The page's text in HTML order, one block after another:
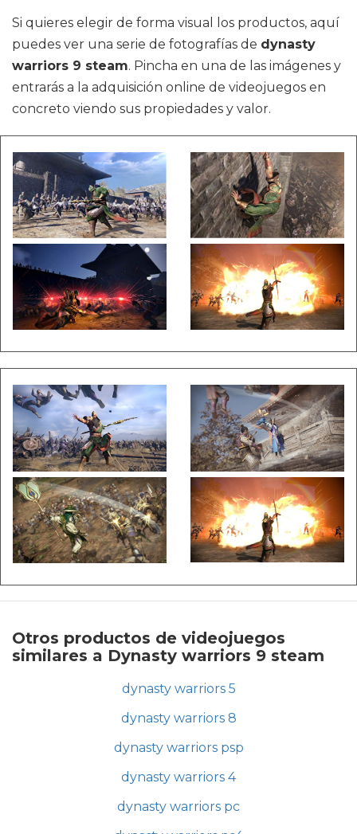
Si quieres elegir de forma visual los productos, aquí
puedes ver una serie de fotografías de dynasty
warriors 9 steam. Pincha en una de las imágenes y
entrarás a la adquisición online de videojuegos en
concreto viendo sus propiedades y valor.
Otros productos de videojuegos
similares a Dynasty warriors 9 steam
dynasty warriors 5
dynasty warriors 8
dynasty warriors psp
dynasty warriors 4
dynasty warriors pc